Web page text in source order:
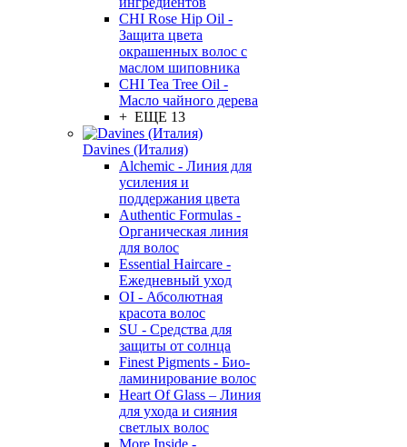
CHI Rose Hip Oil -
Защита цвета
окрашенных волос с
маслом шиповника
CHI Tea Tree Oil -
Масло чайного дерева
+ ЕЩЕ 13
Davines (Италия)
Alchemic - Линия для
усиления и
поддержания цвета
Authentic Formulas -
Органическая линия
для волос
Essential Haircare -
Eжедневный уход
OI - Абсолютная
красота волос
SU - Средства для
защиты от солнца
Finest Pigments - Био-
ламинирование волос
Heart Of Glass – Линия
для ухода и сияния
светлых волос
More Inside -